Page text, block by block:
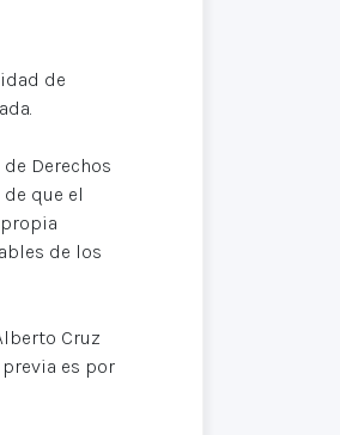
de
Derechos
que el
de los
Cruz
es por